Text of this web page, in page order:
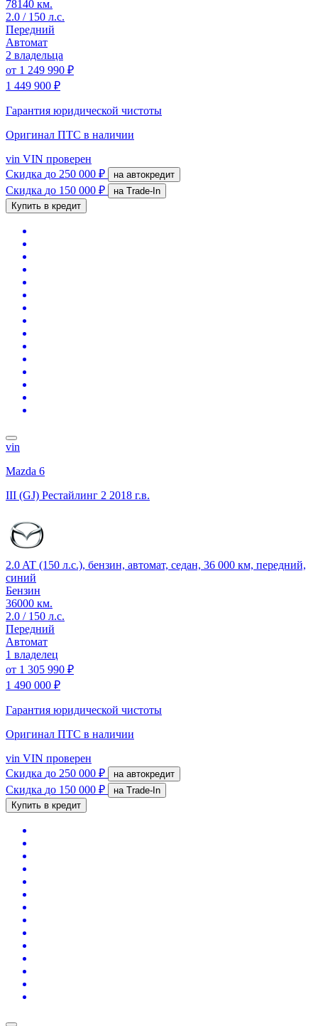
78140 км.
2.0 / 150 л.с.
Передний
Автомат
2 владельца
от 1 249 990 ₽
1 449 900 ₽
Гарантия юридической чистоты
Оригинал ПТС в наличии
vin VIN проверен
Скидка до 250 000 ₽ на автокредит
Скидка до 150 000 ₽
на Trade-In
Купить в кредит
vin
Mazda 6
III (GJ) Рестайлинг 2 2018 г.в.
2.0 AT (150 л.с.), бензин, автомат, седан, 36 000 км, передний,
синий
Бензин
36000 км.
2.0 / 150 л.с.
Передний
Автомат
1 владелец
от 1 305 990 ₽
1 490 000 ₽
Гарантия юридической чистоты
Оригинал ПТС в наличии
vin VIN проверен
Скидка до 250 000 ₽ на автокредит
Скидка до 150 000 ₽
на Trade-In
Купить в кредит